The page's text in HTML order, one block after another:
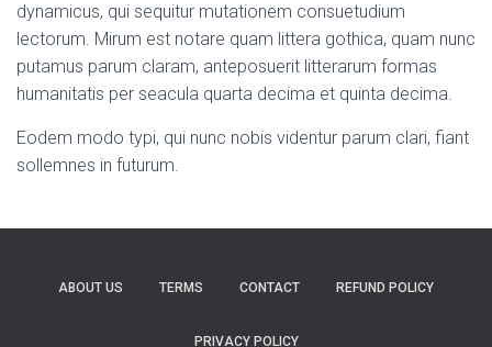
dynamicus, qui sequitur mutationem consuetudium
lectorum. Mirum est notare quam littera gothica, quam nunc
putamus parum claram, anteposuerit litterarum formas
humanitatis per seacula quarta decima et quinta decima.
Eodem modo typi, qui nunc nobis videntur parum clari, fiant
sollemnes in futurum.
ABOUT US TERMS CONTACT REFUND POLICY
PRIVACY POLICY